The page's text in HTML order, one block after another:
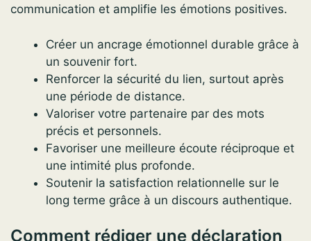
communication et amplifie les émotions positives.
Créer un ancrage émotionnel durable grâce à
un souvenir fort.
Renforcer la sécurité du lien, surtout après
une période de distance.
Valoriser votre partenaire par des mots
précis et personnels.
Favoriser une meilleure écoute réciproque et
une intimité plus profonde.
Soutenir la satisfaction relationnelle sur le
long terme grâce à un discours authentique.
Comment rédiger une déclaration